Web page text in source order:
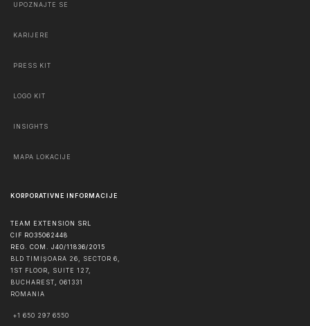
UPOZNAJTE SE
KARIJERE
PRESS KIT
LOGO KIT
INSIGHTS
MAPA LOKACIJE
KORPORATIVNE INFORMACIJE
TEAM EXTENSION SRL
CIF RO35062448
REG. COM. J40/11836/2015
BLD TIMIȘOARA 26, SECTOR 6,
1ST FLOOR, SUITE 127,
BUCHAREST
061331
ROMANIA
+1 650 297 6550